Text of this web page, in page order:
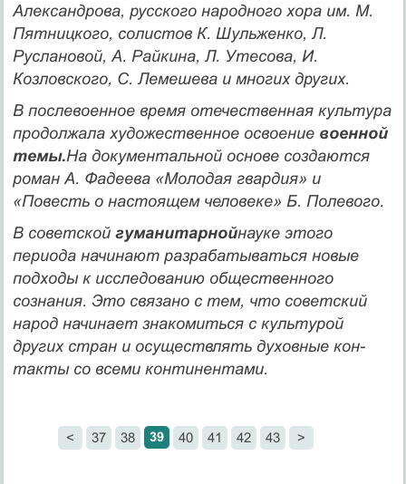
Александрова, русского народного хора им. М.
Пятницкого, солистов К. Шульженко, Л.
Руслановой, А. Райкина, Л. Утесова, И.
Козловского, С. Лемешева и многих других.
В послевоенное время отечественная культура
продолжала художественное освоение военной
темы.На документальной осно­ве создаются
роман А. Фадеева «Молодая гвардия» и
«Повесть о на­стоящем человеке» Б. Полевого.
В советской гуманитарнойнауке этого
периода начинают разрабатываться новые
подходы к исследованию общественного
сознания. Это связано с тем, что советский
народ начинает знако­миться с культурой
других стран и осуществлять духовные кон­
такты со всеми континентами.
< 37 38 39 40 41 42 43 >